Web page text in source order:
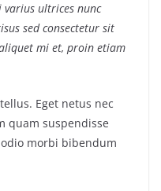
ultrices nunc
sed consectetur sit
mi et, proin etiam
Eget netus nec
quam suspendisse
morbi bibendum